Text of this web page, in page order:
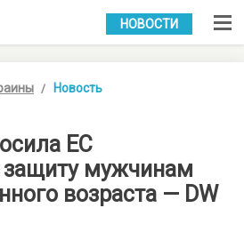
УКР РУС
НОВОСТИ
Новость
ЕС
защиту мужчинам
возраста — DW